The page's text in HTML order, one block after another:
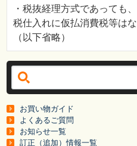
・税抜経理方式であっても
税仕入れに仮払消費税等は
（以下省略）
お買い物ガイド
よくあるご質問
お知らせ一覧
訂正（追加）情報一覧